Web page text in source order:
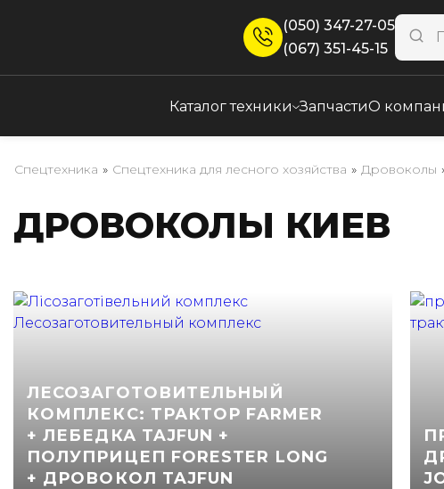
(050) 347-27-05
(067) 351-45-15
Каталог техники ЗапчастиО
Спецтехника » Спецтехника для лесного хозяйства » Дровоколы
ДРОВОКОЛЫ КИЕВ
ЛЕСОЗАГОТОВИТЕЛЬНЫЙ
КОМПЛЕКС: ТРАКТОР FARMER
+ ЛЕБЕДКА TAJFUN +
ПОЛУПРИЦЕП FORESTER LONG
+ ДРОВОКОЛ TAJFUN